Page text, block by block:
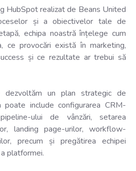
HubSpot realizat de Beans United
și a obiectivelor tale de
echipa noastră înțelege cum
ce provocări există în marketing,
și ce rezultate ar trebui să
dezvoltăm un plan strategic de
poate include configurarea CRM-
ului de vânzări, setarea
landing page-urilor, workflow-
precum și pregătirea echipei
platformei.